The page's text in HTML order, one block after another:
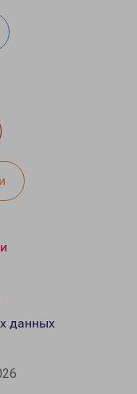
данных